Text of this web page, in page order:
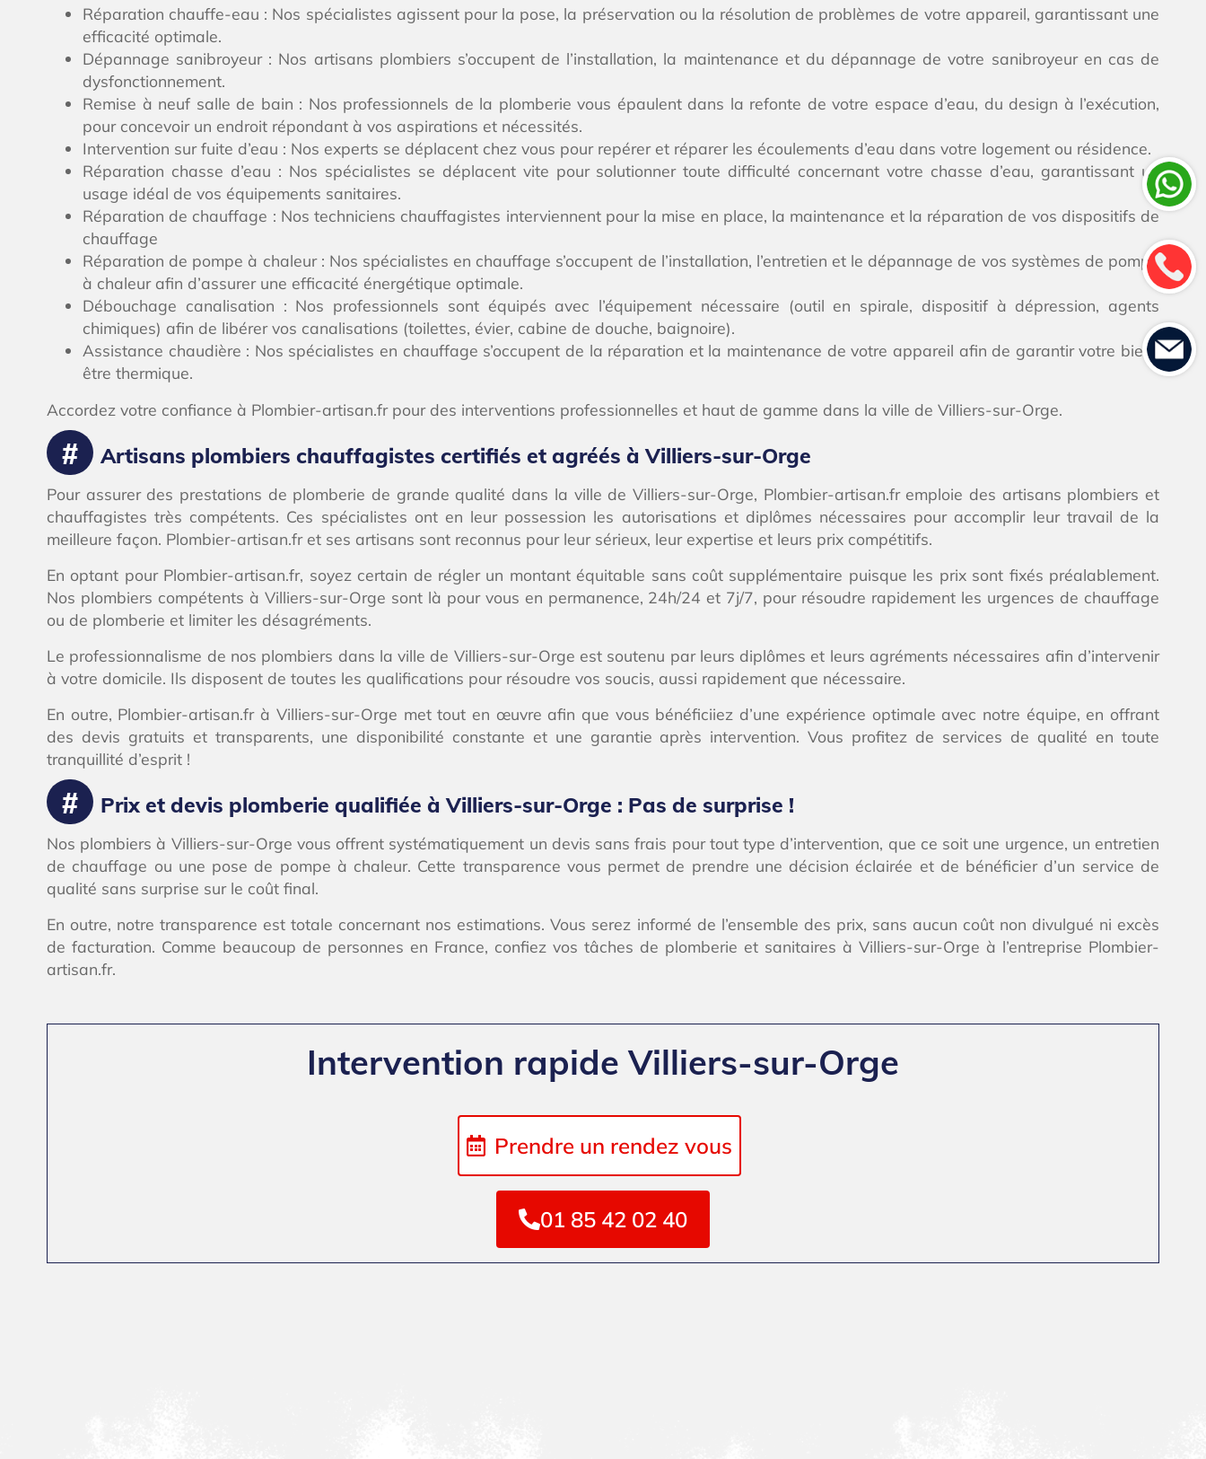
Réparation chauffe-eau : Nos spécialistes agissent pour la pose, la préservation ou la résolution de problèmes de votre appareil, garantissant une
efficacité optimale.
Dépannage sanibroyeur : Nos artisans plombiers s’occupent de l’installation, la maintenance et du dépannage de votre sanibroyeur en cas de
dysfonctionnement.
Remise à neuf salle de bain : Nos professionnels de la plomberie vous épaulent dans la refonte de votre espace d’eau, du design à l’exécution,
pour concevoir un endroit répondant à vos aspirations et nécessités.
Intervention sur fuite d’eau : Nos experts se déplacent chez vous pour repérer et réparer les écoulements d’eau dans votre logement ou résidence.
Réparation chasse d’eau : Nos spécialistes se déplacent vite pour solutionner toute difficulté concernant votre chasse d’eau, garantissant un
usage idéal de vos équipements sanitaires.
Réparation de chauffage : Nos techniciens chauffagistes interviennent pour la mise en place, la maintenance et la réparation de vos dispositifs de
chauffage
Réparation de pompe à chaleur : Nos spécialistes en chauffage s’occupent de l’installation, l’entretien et le dépannage de vos systèmes de pompe
à chaleur afin d’assurer une efficacité énergétique optimale.
Débouchage canalisation : Nos professionnels sont équipés avec l’équipement nécessaire (outil en spirale, dispositif à dépression, agents
chimiques) afin de libérer vos canalisations (toilettes, évier, cabine de douche, baignoire).
Assistance chaudière : Nos spécialistes en chauffage s’occupent de la réparation et la maintenance de votre appareil afin de garantir votre bien-
être thermique.
Accordez votre confiance à Plombier-artisan.fr pour des interventions professionnelles et haut de gamme dans la ville de Villiers-sur-Orge.
Artisans plombiers chauffagistes certifiés et agréés à Villiers-sur-Orge
Pour assurer des prestations de plomberie de grande qualité dans la ville de Villiers-sur-Orge, Plombier-artisan.fr emploie des artisans plombiers et
chauffagistes très compétents. Ces spécialistes ont en leur possession les autorisations et diplômes nécessaires pour accomplir leur travail de la
meilleure façon. Plombier-artisan.fr et ses artisans sont reconnus pour leur sérieux, leur expertise et leurs prix compétitifs.
En optant pour Plombier-artisan.fr, soyez certain de régler un montant équitable sans coût supplémentaire puisque les prix sont fixés préalablement.
Nos plombiers compétents à Villiers-sur-Orge sont là pour vous en permanence, 24h/24 et 7j/7, pour résoudre rapidement les urgences de chauffage
ou de plomberie et limiter les désagréments.
Le professionnalisme de nos plombiers dans la ville de Villiers-sur-Orge est soutenu par leurs diplômes et leurs agréments nécessaires afin d’intervenir
à votre domicile. Ils disposent de toutes les qualifications pour résoudre vos soucis, aussi rapidement que nécessaire.
En outre, Plombier-artisan.fr à Villiers-sur-Orge met tout en œuvre afin que vous bénéficiiez d’une expérience optimale avec notre équipe, en offrant
des devis gratuits et transparents, une disponibilité constante et une garantie après intervention. Vous profitez de services de qualité en toute
tranquillité d’esprit !
Prix et devis plomberie qualifiée à Villiers-sur-Orge : Pas de surprise !
Nos plombiers à Villiers-sur-Orge vous offrent systématiquement un devis sans frais pour tout type d’intervention, que ce soit une urgence, un entretien
de chauffage ou une pose de pompe à chaleur. Cette transparence vous permet de prendre une décision éclairée et de bénéficier d’un service de
qualité sans surprise sur le coût final.
En outre, notre transparence est totale concernant nos estimations. Vous serez informé de l’ensemble des prix, sans aucun coût non divulgué ni excès
de facturation. Comme beaucoup de personnes en France, confiez vos tâches de plomberie et sanitaires à Villiers-sur-Orge à l’entreprise Plombier-
artisan.fr.
Intervention rapide Villiers-sur-Orge
Prendre un rendez vous
01 85 42 02 40